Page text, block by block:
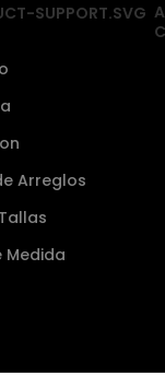
Arreglos
Medida